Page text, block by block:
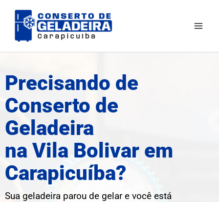
para
Precisando de
Conserto de
Geladeira
na Vila Bolivar em
Carapicuíba?
Sua geladeira parou de gelar e você está